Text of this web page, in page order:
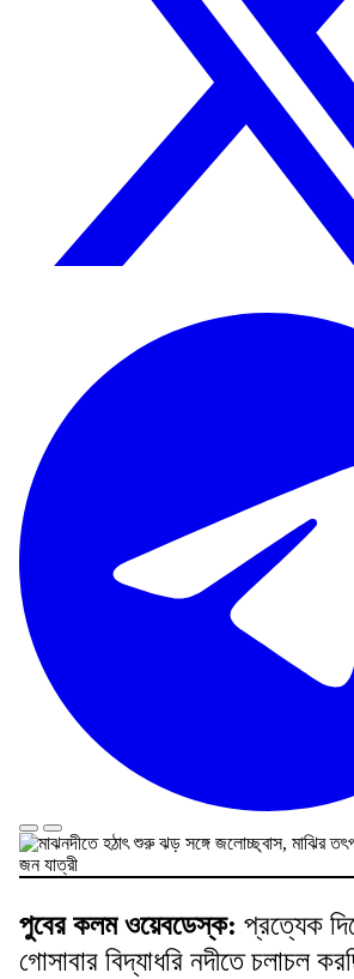
পুবের কলম ওয়েবডেস্ক: প্রত্যেক
গোসাবার বিদ্যাধরি নদীতে চলাচল